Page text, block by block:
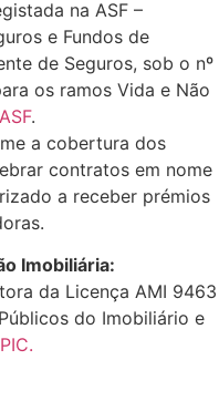
na ASF –
e Fundos de
de Seguros, sob o nº
os ramos Vida e Não
ASF.
a cobertura dos
contratos em nome
a receber prémios
Imobiliária:
da Licença AMI 9463
do Imobiliário e